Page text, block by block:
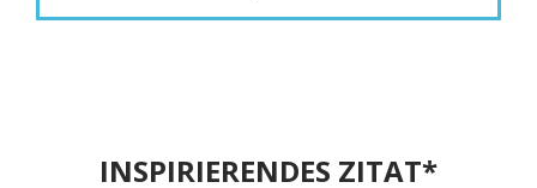
INSPIRIERENDES ZITAT*